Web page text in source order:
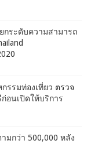
กระดับความสามารถ
รมท่องเที่ยว ตรวจ
อนเปิดให้บริการ
มกว่า 500,000 หลัง